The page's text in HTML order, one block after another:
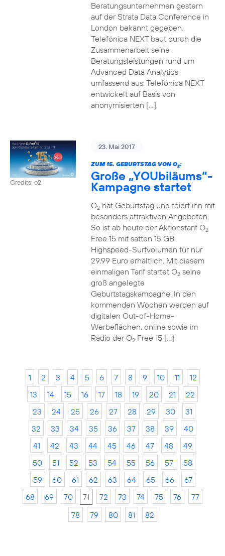
Beratungsunternehmen gestern
auf der Strata Data Conference in
London bekannt gegeben.
Telefónica NEXT baut durch die
Zusammenarbeit seine
Beratungsleistungen rund um
Advanced Data Analytics
umfassend aus. Telefónica NEXT
entwickelt auf Basis von
anonymisierten […]
Credits: o2
23. Mai 2017
ZUM 15. GEBURTSTAG VON O2:
Große „YOUbiläums“-
Kampagne startet
O2hat Geburtstag und feiert ihn mit
besonders attraktiven Angeboten.
So ist ab heute der Aktionstarif O2
Free 15 mit satten 15 GB
Highspeed-Surfvolumen für nur
29,99 Euro erhältlich. Mit diesem
einmaligen Tarif startet O2seine
groß angelegte
Geburtstagskampagne. In den
kommenden Wochen werden auf
digitalen Out-of-Home-
Werbeflächen, online sowie im
Radio der O2Free 15 […]
1 2 3 4 5 6 7 8 9 10 11
12
13
14 15 16 17 18 19 20 21
22
23
24 25 26 27 28 29 30
31
32
33 34 35 36 37 38 39
40
41
42 43 44 45 46 47 48
49
50
51 52 53 54 55 56 57
58
59
60 61 62 63 64 65 66
67
68
69 70 71 72 73 74 75 76
77
78
79 80 81 82